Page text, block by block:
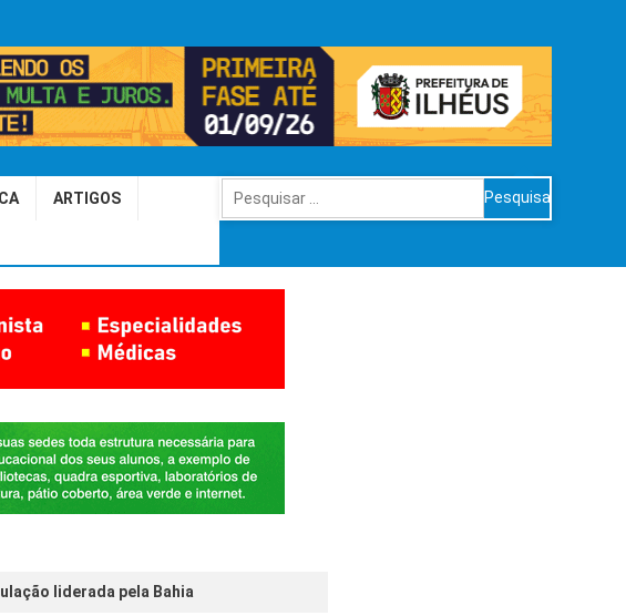
ARTIGOS
Pesquisar
por:
liderada pela Bahia